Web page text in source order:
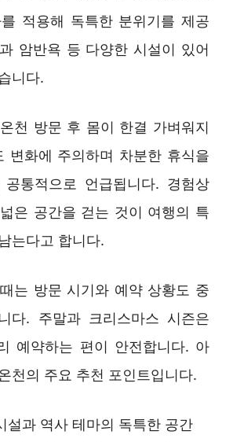
적용해 독특한 분위기를 제공
암반욕 등 다양한 시설이 있어
니다.
천 방문 후 몸이 한결 가벼워지
변화에 주의하며 차분한 휴식을
통적으로 언급됩니다. 경험상
은 공간을 걷는 것이 여행의 특
는다고 합니다.
는 방문 시기와 예약 상황도 중
다. 주말과 크리스마스 시즌은
예약하는 편이 안전합니다. 아
천의 주요 추천 포인트입니다.
설과 역사 테마의 독특한 공간